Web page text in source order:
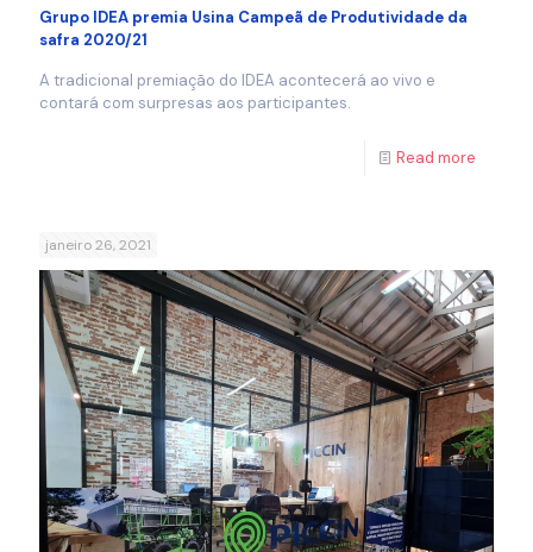
Grupo IDEA premia Usina Campeã de Produtividade da
safra 2020/21
A tradicional premiação do IDEA acontecerá ao vivo e
contará com surpresas aos participantes.
Read more
janeiro 26, 2021